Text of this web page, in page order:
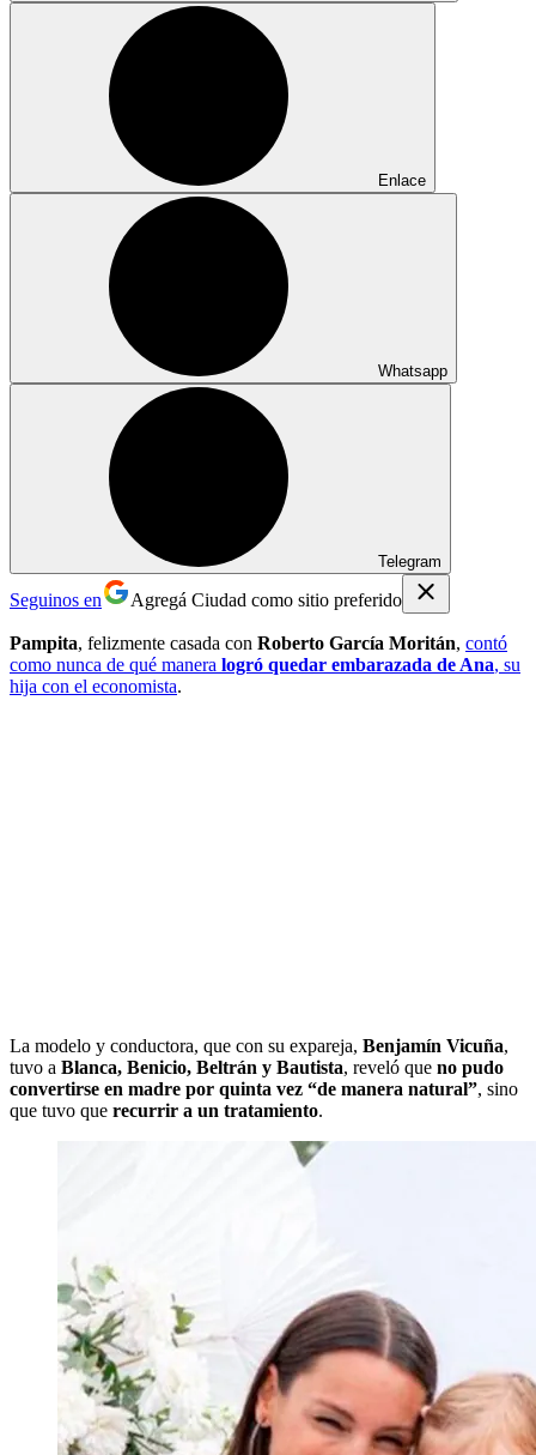
Enlace
Whatsapp
Telegram
Seguinos en Agregá Ciudad como sitio preferido
Pampita, felizmente casada con Roberto García Moritán, contó
como nunca de qué manera logró quedar embarazada de Ana, su
hija con el economista.
La modelo y conductora, que con su expareja, Benjamín Vicuña,
tuvo a Blanca, Benicio, Beltrán y Bautista, reveló que no pudo
convertirse en madre por quinta vez “de manera natural”, sino
que tuvo que recurrir a un tratamiento.